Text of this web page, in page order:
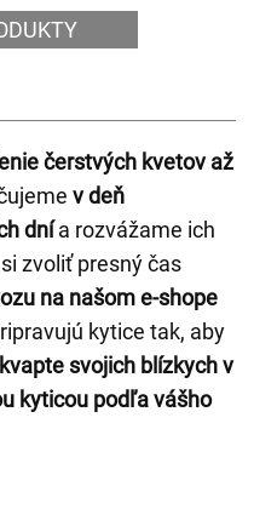
čerstvých kvetov až
v deň
dnía rozvážame ich
zvoliť presný čas
na našom e-shope
kytice tak, aby
svojich blízkych v
kyticou podľa vášho